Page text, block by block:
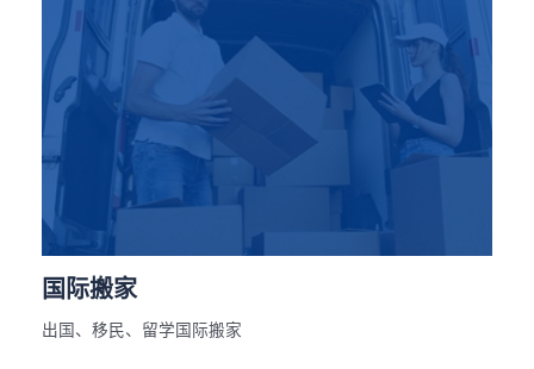
国际搬家
出国、移民、留学国际搬家